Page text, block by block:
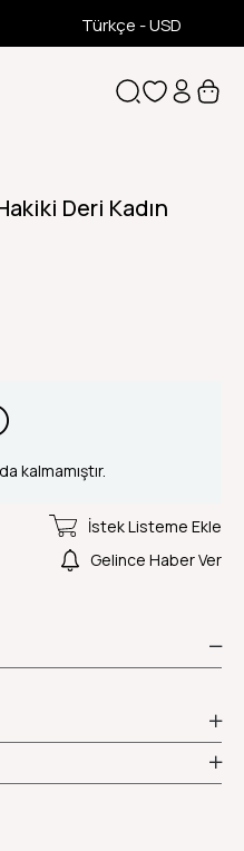
Türkçe - USD
Deri Kadın
kalmamıştır.
İstek Listeme Ekle
Gelince Haber Ver